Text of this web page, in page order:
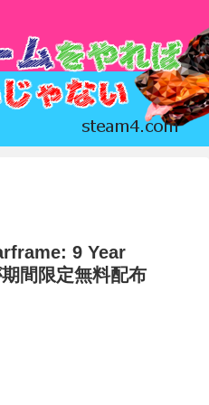
9 Year
間限定無料配布